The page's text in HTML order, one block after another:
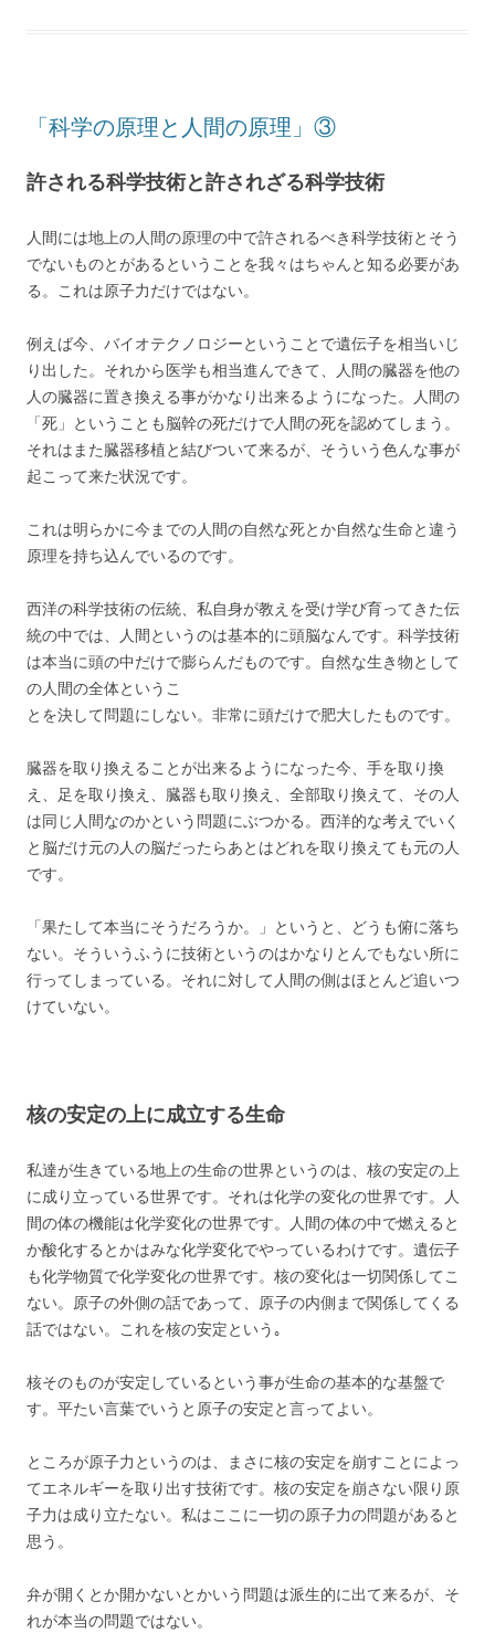
「科学の原理と人間の原理」③
許される科学技術と許されざる科学技術
人間には地上の人間の原理の中で許されるべき科学技術とそう
でないものとがあるということを我々はちゃんと知る必要があ
る。これは原子力だけではない。
例えば今、バイオテクノロジーということで遺伝子を相当いじ
り出した。それから医学も相当進んできて、人間の臓器を他の
人の臓器に置き換える事がかなり出来るようになった。人間の
「死」ということも脳幹の死だけで人間の死を認めてしまう。
それはまた臓器移植と結びついて来るが、そういう色んな事が
起こって来た状況です。
これは明らかに今までの人間の自然な死とか自然な生命と違う
原理を持ち込んでいるのです。
西洋の科学技術の伝統、私自身が教えを受け学び育ってきた伝
統の中では、人間というのは基本的に頭脳なんです。科学技術
は本当に頭の中だけで膨らんだものです。自然な生き物として
の人間の全体というこ
とを決して問題にしない。非常に頭だけで肥大したものです。
臓器を取り換えることが出来るようになった今、手を取り換
え、足を取り換え、臓器も取り換え、全部取り換えて、その人
は同じ人間なのかという問題にぶつかる。西洋的な考えでいく
と脳だけ元の人の脳だったらあとはどれを取り換えても元の人
です。
「果たして本当にそうだろうか。」というと、どうも俯に落ち
ない。そういうふうに技術というのはかなりとんでもない所に
行ってしまっている。それに対して人間の側はほとんど追いつ
けていない。
核の安定の上に成立する生命
私達が生きている地上の生命の世界というのは、核の安定の上
に成り立っている世界です。それは化学の変化の世界です。人
間の体の機能は化学変化の世界です。人間の体の中で燃えると
か酸化するとかはみな化学変化でやっているわけです。遺伝子
も化学物質で化学変化の世界です。核の変化は一切関係してこ
ない。原子の外側の話であって、原子の内側まで関係してくる
話ではない。これを核の安定という｡
核そのものが安定しているという事が生命の基本的な基盤で
す。平たい言葉でいうと原子の安定と言ってよい。
ところが原子力というのは、まさに核の安定を崩すことによっ
てエネルギーを取り出す技術です。核の安定を崩さない限り原
子力は成り立たない。私はここに一切の原子力の問題があると
思う。
弁が開くとか開かないとかいう問題は派生的に出て来るが、そ
れが本当の問題ではない。